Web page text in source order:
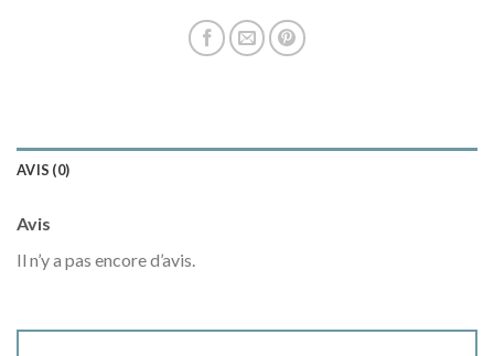
AVIS (0)
Avis
Il n’y a pas encore d’avis.